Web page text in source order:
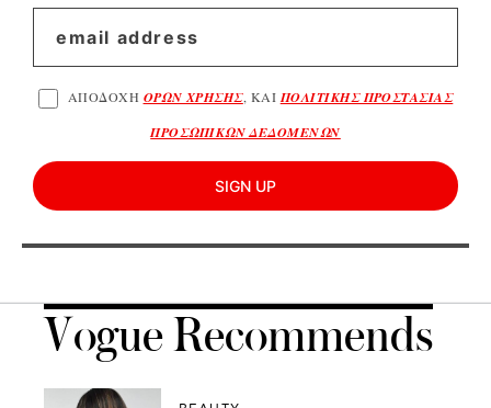
ΑΠΟΔΟΧΗ ΟΡΩΝ ΧΡΗΣΗΣ, ΚΑΙΠΟΛΙΤΙΚΗΣ ΠΡΟΣΤΑΣΙΑΣ
ΠΡΟΣΩΠΙΚΩΝ ΔΕΔΟΜΕΝΩΝ
SIGN UP
Vogue Recommends